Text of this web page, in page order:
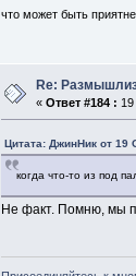
что может быть
Re:
«Ответ #184 :
Цитата: ДжинНик от 19
когда что-то из под
Не факт. Помню, мы